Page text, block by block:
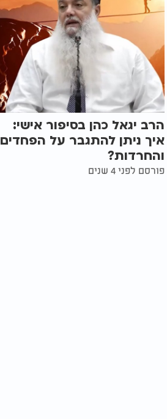
הרב יגאל כהן בסיפור אישי:
איך ניתן להתגבר על הפחדים
והחרדות?
פורסם לפני 4 שנים